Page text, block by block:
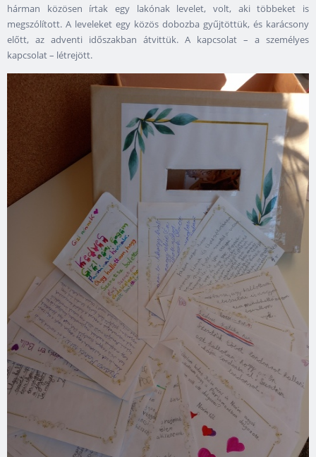
hárman közösen írtak egy lakónak levelet, volt, aki többeket is
megszólított. A leveleket egy közös dobozba gyűjtöttük, és karácsony
előtt, az adventi időszakban átvittük. A kapcsolat – a személyes
kapcsolat – létrejött.